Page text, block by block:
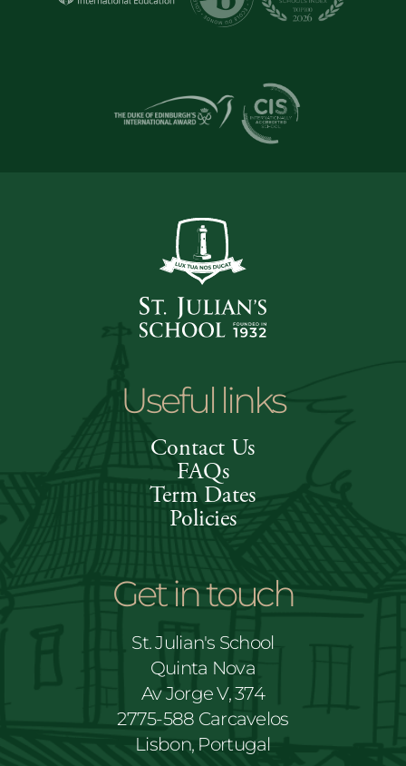
Useful links
Contact Us
FAQs
Term Dates
Policies
Get in touch
St. Julian's School
Quinta Nova
Av Jorge V, 374
2775-588 Carcavelos
Lisbon, Portugal